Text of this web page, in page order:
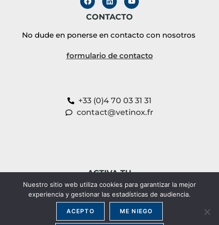
CONTACTO
No dude en ponerse en contacto con nosotros
formulario de contacto
+33 (0)4 70 03 31 31
contact@vetinox.fr
ACTIVA TU
GARANTÍA DEL PRODUCTO
GARANTÍA DEL PRODUCTO
Nuestro sitio web utiliza cookies para garantizar la mejor
experiencia y gestionar las estadísticas de audiencia.
ACEPTO ME NIEGO